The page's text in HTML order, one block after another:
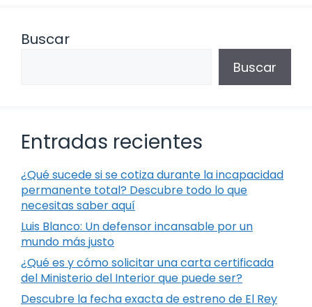
Buscar
Buscar
Entradas recientes
¿Qué sucede si se cotiza durante la incapacidad
permanente total? Descubre todo lo que
necesitas saber aquí
Luis Blanco: Un defensor incansable por un
mundo más justo
¿Qué es y cómo solicitar una carta certificada
del Ministerio del Interior que puede ser?
Descubre la fecha exacta de estreno de El Rey